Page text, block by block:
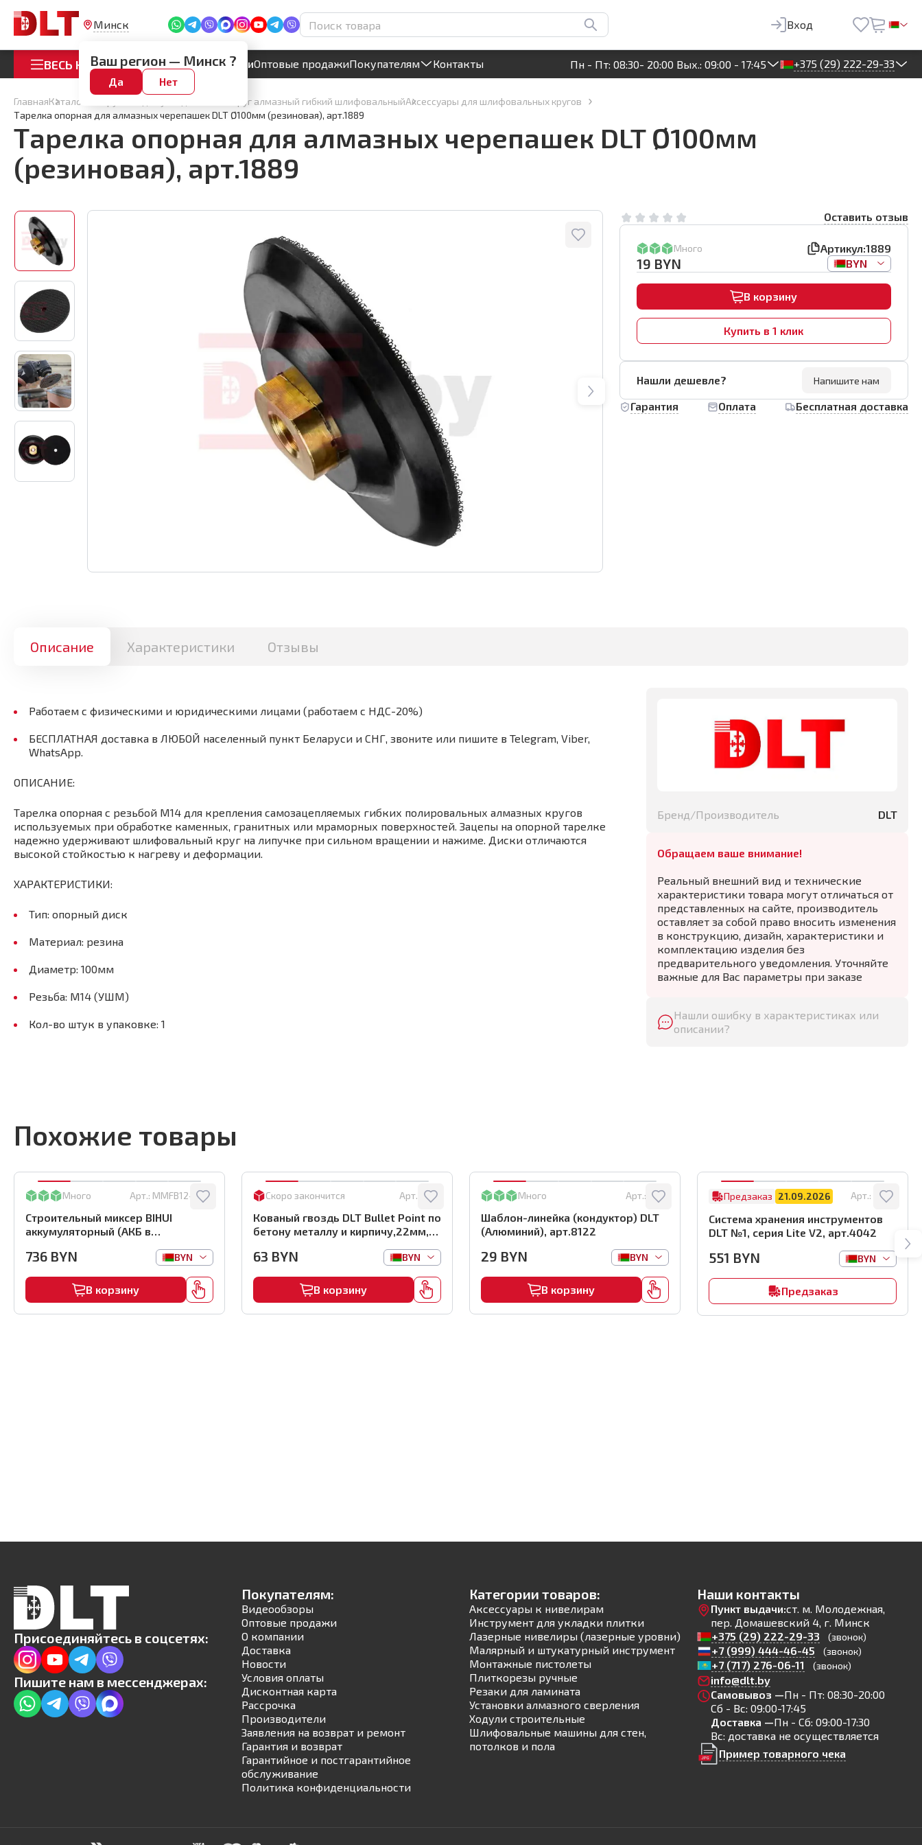
Круглосуточный! Прием заявок на сайте
Минск
Ваш регион — Минск ?
Да Нет
Вход
ВЕСЬ КАТАЛОГ АкцииОптовые продажиПокупателям Контакты Пн - Пт: 08:30- 20:00 Вых.: 09:00 - 17:45 +375 (29) 222-29-33
Тарелка опорная для алмазных черепашек DLT Ø100мм (резиновая),
арт.1889Много 1889
В корзину
ГлавнаяКаталог Круг алмазный гибкий шлифовальныйАксессуары для шлифовальных кругов
Тарелка опорная для алмазных черепашек DLT Ø100мм (резиновая), арт.1889
Тарелка опорная для алмазных черепашек DLT Ø100мм
(резиновая), арт.1889
Оставить отзыв
Много Артикул:1889
19 BYN BYN
В корзину
Купить в 1 клик
Нашли дешевле? Напишите нам
Гарантия Оплата Бесплатная доставка
Описание Характеристики Отзывы
Работаем с физическими и юридическими лицами (работаем с НДС-20%)
БЕСПЛАТНАЯ доставка в ЛЮБОЙ населенный пункт Беларуси и СНГ, звоните или пишите в Telegram, Viber,
WhatsApp.
ОПИСАНИЕ:
Тарелка опорная с резьбой М14 для крепления самозацепляемых гибких полировальных алмазных кругов
используемых при обработке каменных, гранитных или мраморных поверхностей. Зацепы на опорной тарелке
надежно удерживают шлифовальный круг на липучке при сильном вращении и нажиме. Диски отличаются
высокой стойкостью к нагреву и деформации.
ХАРАКТЕРИСТИКИ:
Тип: опорный диск
Материал: резина
Диаметр: 100мм
Резьба: М14 (УШМ)
Кол-во штук в упаковке: 1
Бренд/Производитель DLT
Обращаем ваше внимание!
Реальный внешний вид и технические
характеристики товара могут отличаться от
представленных на сайте, производитель
оставляет за собой право вносить изменения
в конструкцию, дизайн, характеристики и
комплектацию изделия без
предварительного уведомления. Уточняйте
важные для Вас параметры при заказе
Нашли ошибку в характеристиках или
описании?
Похожие товары
Много Арт.: MMFB12-2-BC
Строительный миксер BIHUI
аккумуляторный (АКБ в
736 BYN BYN
В корзину
Скоро закончится Арт.: 0116
Кованый гвоздь DLT Bullet Point по
бетону металлу и кирпичу,22мм,
63 BYN BYN
В корзину
Много Арт.: 8122
Шаблон-линейка (кондуктор) DLT
(Алюминий), арт.8122
29 BYN BYN
В корзину
Предзаказ 21.09.2026 Арт.: 4042
Система хранения инструментов
DLT №1, серия Lite V2, арт.4042
551 BYN BYN
Предзаказ
Присоединяйтесь в соцсетях:
Пишите нам в мессенджерах:
Покупателям:
Видеообзоры
Оптовые продажи
О компании
Доставка
Новости
Условия оплаты
Дисконтная карта
Рассрочка
Производители
Заявления на возврат и ремонт
Гарантия и возврат
Гарантийное и постгарантийное
обслуживание
Политика конфиденциальности
Категории товаров:
Аксессуары к нивелирам
Инструмент для укладки плитки
Лазерные нивелиры (лазерные уровни)
Малярный и штукатурный инструмент
Монтажные пистолеты
Плиткорезы ручные
Резаки для ламината
Установки алмазного сверления
Ходули строительные
Шлифовальные машины для стен,
потолков и пола
Наши контакты
Пункт выдачи:ст. м. Молодежная,
пер. Домашевский 4, г. Минск
+375 (29) 222-29-33
(звонок)
+7 (999) 444-46-45 (звонок)
+7 (717) 276-06-11 (звонок)
info@dlt.by
Самовывоз —Пн - Пт: 08:30-20:00
Сб - Вс: 09:00-17:45
Доставка —Пн - Сб: 09:00-17:30
Вс: доставка не осуществляется
Пример товарного чека